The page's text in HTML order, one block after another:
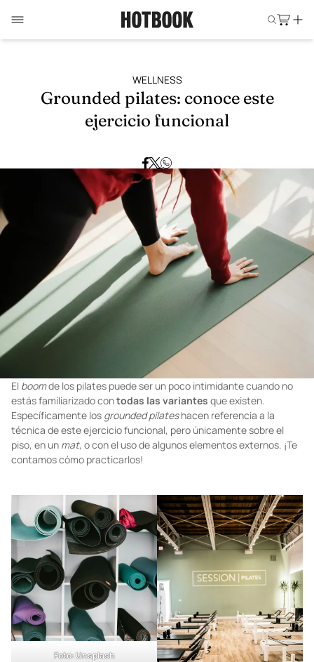
WELLNESS
Grounded pilates: conoce este
ejercicio funcional
El boomde los pilates puede ser un poco intimidante cuando no
estás familiarizado contodas las variantes que existen.
Específicamente los grounded pilateshacen referencia a la
técnica de este ejercicio funcional, pero únicamente sobre el
piso, en un mat, o con el uso de algunos elementos externos. ¡Te
contamos cómo practicarlos!
Foto: Unsplash